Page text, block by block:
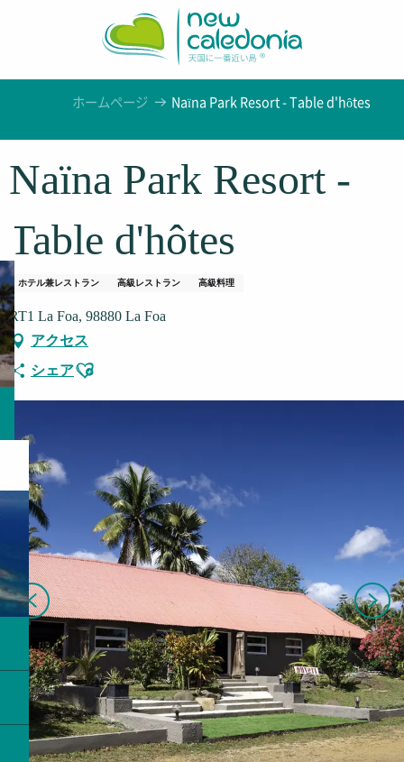
ホームページ Naïna Park Resort - Table d'hôtes
Naïna Park Resort -
Table d'hôtes
ホテル兼レストラン 高級レストラン 高級料理
RT1 La Foa, 98880 La Foa
アクセス
シェアAjouter aux favoris